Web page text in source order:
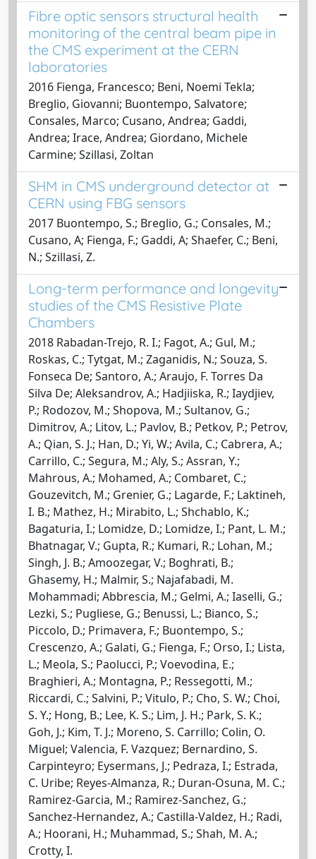
Fibre optic sensors structural health
monitoring of the central beam pipe in
the CMS experiment at the CERN
laboratories
2016 Fienga, Francesco; Beni, Noemi Tekla;
Breglio, Giovanni; Buontempo, Salvatore;
Consales, Marco; Cusano, Andrea; Gaddi,
Andrea; Irace, Andrea; Giordano, Michele
Carmine; Szillasi, Zoltan
SHM in CMS underground detector at
CERN using FBG sensors
2017 Buontempo, S.; Breglio, G.; Consales, M.;
Cusano, A; Fienga, F.; Gaddi, A; Shaefer, C.; Beni,
N.; Szillasi, Z.
Long-term performance and longevity
studies of the CMS Resistive Plate
Chambers
2018 Rabadan-Trejo, R. I.; Fagot, A.; Gul, M.;
Roskas, C.; Tytgat, M.; Zaganidis, N.; Souza, S.
Fonseca De; Santoro, A.; Araujo, F. Torres Da
Silva De; Aleksandrov, A.; Hadjiiska, R.; Iaydjiev,
P.; Rodozov, M.; Shopova, M.; Sultanov, G.;
Dimitrov, A.; Litov, L.; Pavlov, B.; Petkov, P.; Petrov,
A.; Qian, S. J.; Han, D.; Yi, W.; Avila, C.; Cabrera, A.;
Carrillo, C.; Segura, M.; Aly, S.; Assran, Y.;
Mahrous, A.; Mohamed, A.; Combaret, C.;
Gouzevitch, M.; Grenier, G.; Lagarde, F.; Laktineh,
I. B.; Mathez, H.; Mirabito, L.; Shchablo, K.;
Bagaturia, I.; Lomidze, D.; Lomidze, I.; Pant, L. M.;
Bhatnagar, V.; Gupta, R.; Kumari, R.; Lohan, M.;
Singh, J. B.; Amoozegar, V.; Boghrati, B.;
Ghasemy, H.; Malmir, S.; Najafabadi, M.
Mohammadi; Abbrescia, M.; Gelmi, A.; Iaselli, G.;
Lezki, S.; Pugliese, G.; Benussi, L.; Bianco, S.;
Piccolo, D.; Primavera, F.; Buontempo, S.;
Crescenzo, A.; Galati, G.; Fienga, F.; Orso, I.; Lista,
L.; Meola, S.; Paolucci, P.; Voevodina, E.;
Braghieri, A.; Montagna, P.; Ressegotti, M.;
Riccardi, C.; Salvini, P.; Vitulo, P.; Cho, S. W.; Choi,
S. Y.; Hong, B.; Lee, K. S.; Lim, J. H.; Park, S. K.;
Goh, J.; Kim, T. J.; Moreno, S. Carrillo; Colin, O.
Miguel; Valencia, F. Vazquez; Bernardino, S.
Carpinteyro; Eysermans, J.; Pedraza, I.; Estrada,
C. Uribe; Reyes-Almanza, R.; Duran-Osuna, M. C.;
Ramirez-Garcia, M.; Ramirez-Sanchez, G.;
Sanchez-Hernandez, A.; Castilla-Valdez, H.; Radi,
A.; Hoorani, H.; Muhammad, S.; Shah, M. A.;
Crotty, I.